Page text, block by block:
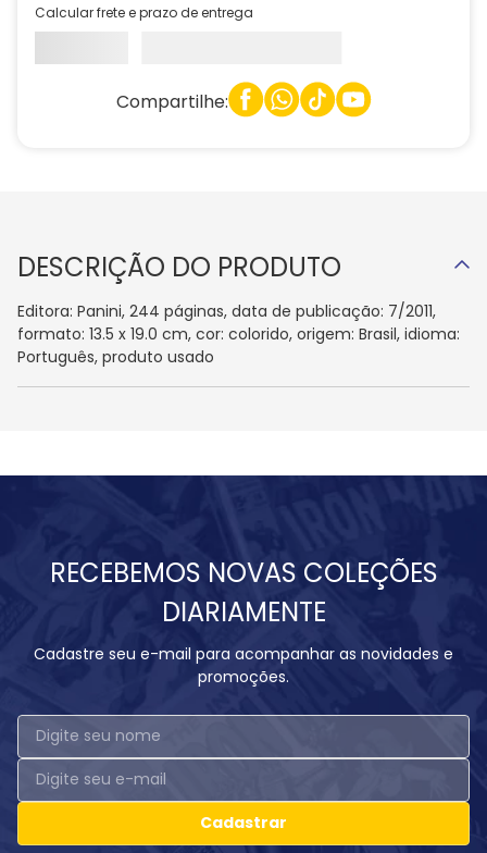
Calcular frete e prazo de entrega
Compartilhe:
DESCRIÇÃO DO PRODUTO
Editora: Panini, 244 páginas, data de publicação: 7/2011,
formato: 13.5 x 19.0 cm, cor: colorido, origem: Brasil, idioma:
Português, produto usado
RECEBEMOS NOVAS COLEÇÕES
DIARIAMENTE
Cadastre seu e-mail para acompanhar as novidades e
promoções.
Cadastrar